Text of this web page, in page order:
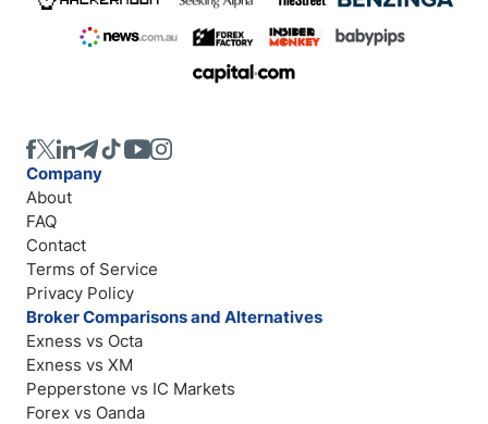
Company
About
FAQ
Contact
Terms of Service
Privacy Policy
Broker Comparisons and Alternatives
Exness vs Octa
Exness vs XM
Pepperstone vs IC Markets
Forex vs Oanda